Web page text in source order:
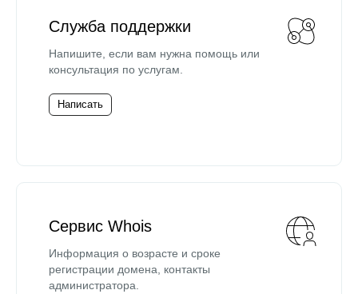
Служба поддержки
Напишите, если вам нужна помощь или
консультация по услугам.
Написать
Сервис Whois
Информация о возрасте и сроке
регистрации домена, контакты
администратора.